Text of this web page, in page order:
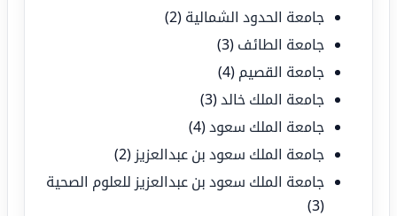
جامعة الحدود الشمالية (2)
جامعة الطائف (3)
جامعة القصيم (4)
جامعة الملك خالد(3)
جامعة الملك سعود(4)
جامعة الملك سعود بن عبدالعزيز (2)
جامعة الملك سعود بن عبدالعزيز للعلوم الصحية
(3)